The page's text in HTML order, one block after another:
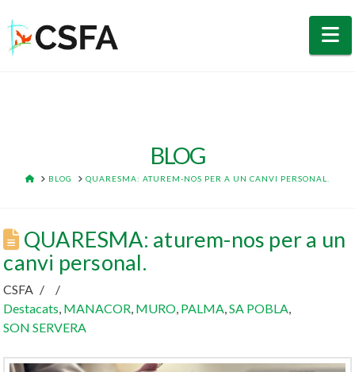
BLOG
HOME
BLOG QUARESMA: ATUREM-NOS PER A UN CANVI PERSONAL.
QUARESMA: aturem-nos per a un
canvi personal.
CSFA
Destacats, MANACOR, MURO, PALMA,SA POBLA,
SON SERVERA